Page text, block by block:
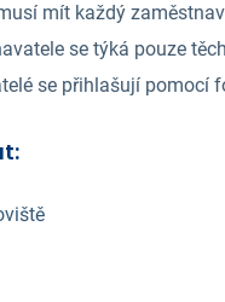
mít každý
se týká pouze
se přihlašují pomocí